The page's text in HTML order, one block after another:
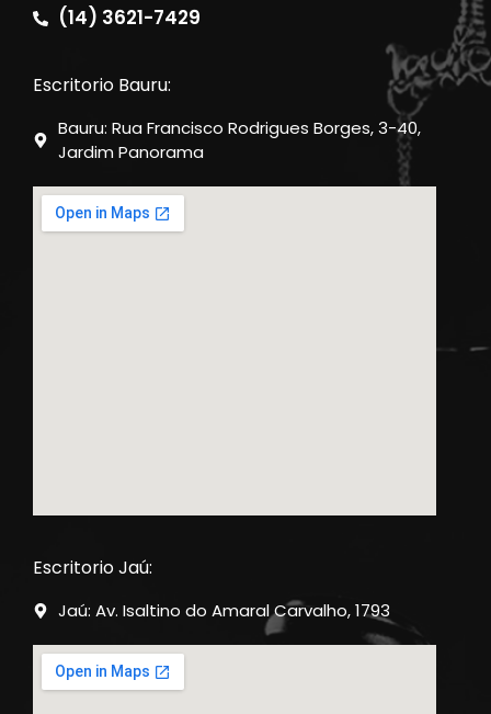
(14) 3621-7429
Escritorio Bauru:
Bauru: Rua Francisco Rodrigues Borges, 3-40,
Jardim Panorama
Escritorio Jaú:
Jaú: Av. Isaltino do Amaral Carvalho, 1793